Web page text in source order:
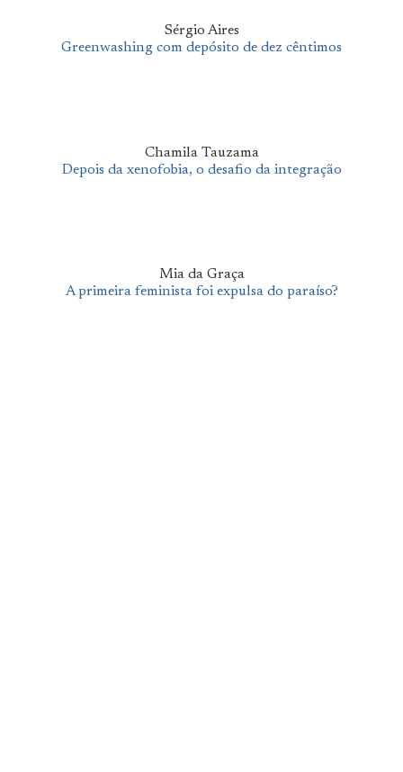
Sérgio Aires
Greenwashing com depósito de dez cêntimos
Chamila Tauzama
Depois da xenofobia, o desafio da integração
Mia da Graça
A primeira feminista foi expulsa do paraíso?